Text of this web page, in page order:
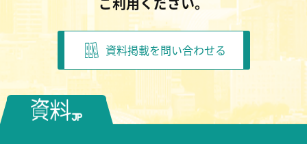
資料掲載を問い合わせる